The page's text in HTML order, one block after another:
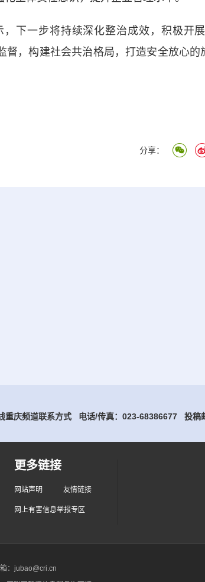
一步将持续深化整治成效，积极开展
督，构建社会共治格局，打造安全放心的
分享：
重庆频道联系方式 电话/传真：023-68386677 投稿
更多链接
网站声明 友情链接
网上有害信息举报专区
：jubao@cri.cn